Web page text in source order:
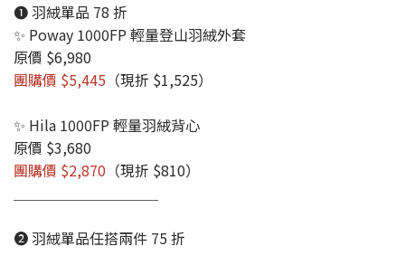
❶ 羽絨單品 78 折
✨ Poway 1000FP 輕量登山羽絨外套
原價 $6,980
團購價 $5,445 （現折 $1,525）
✨ Hila 1000FP 輕量羽絨背心
原價 $3,680
團購價 $2,870 （現折 $810）
❷ 羽絨單品任搭兩件 75 折